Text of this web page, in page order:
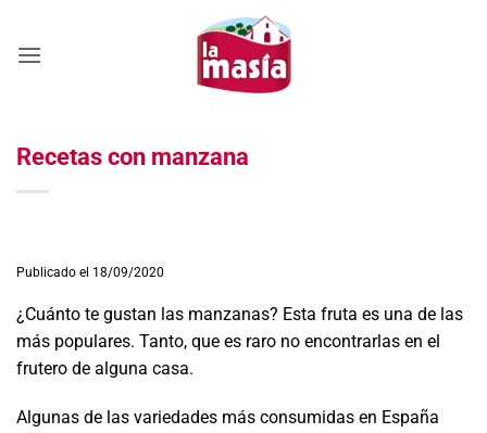
contenido
Recetas con manzana
Publicado el 18/09/2020
¿Cuánto te gustan las manzanas? Esta fruta es una de las
más populares. Tanto, que es raro no encontrarlas en el
frutero de alguna casa.
Algunas de las variedades más consumidas en España